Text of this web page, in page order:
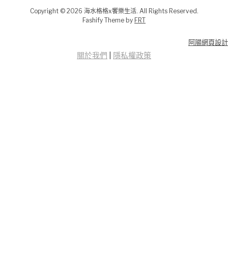
Copyright © 2026 海水格格x饗樂生活. All Rights Reserved.
Fashify Theme by FRT
阿腸網頁設計
關於我們 隱私權政策